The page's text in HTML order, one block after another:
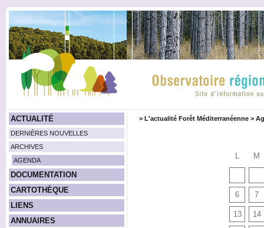
ACTUALITÉ
DERNIÈRES NOUVELLES
ARCHIVES
AGENDA
DOCUMENTATION
CARTOTHÈQUE
LIENS
ANNUAIRES
> L'actualité Forêt Méditerranéenne>
L M
6 7
13 14